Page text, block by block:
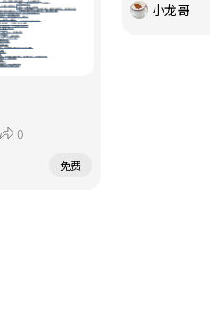
小龙哥
0
免费